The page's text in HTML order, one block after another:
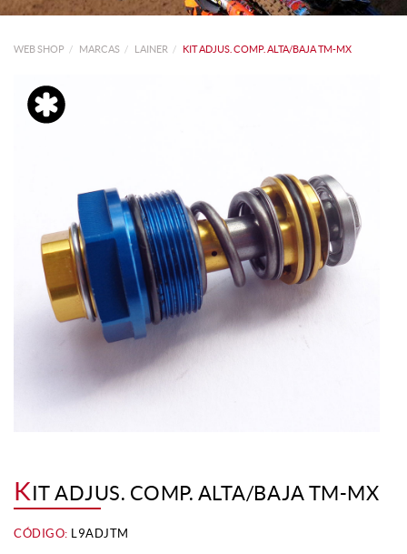
WEB SHOP MARCAS LAINER KIT ADJUS. COMP. ALTA/BAJA TM-MX
KIT ADJUS. COMP. ALTA/BAJA TM-MX
CÓDIGO: L9ADJTM